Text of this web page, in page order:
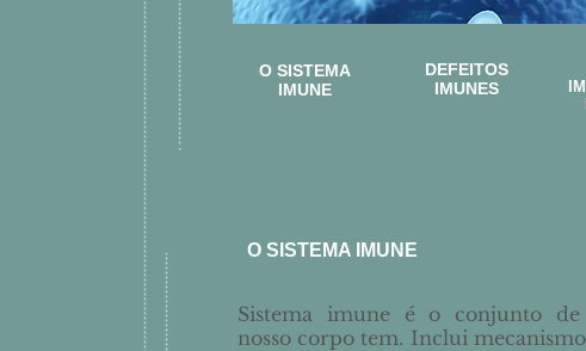
O SISTEMA
IMUNE
DEFEITOS
IMUNES
O SISTEMA IMUNE
Sistema imune é o conjunto
nosso corpo tem. Inclui